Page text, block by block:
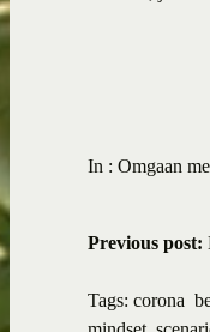
In : Omgaan
Previous post:
Tags: corona